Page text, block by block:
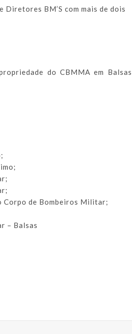
Diretores BM’S com mais de dois
do CBMMA em Balsas
Corpo de Bombeiros Militar;
– Balsas